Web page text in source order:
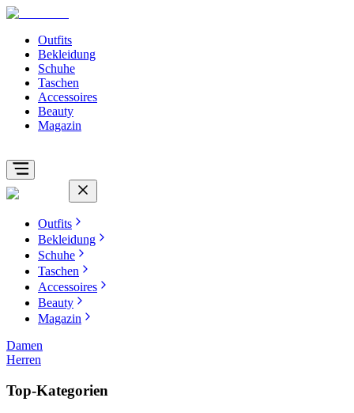
Outfits
Bekleidung
Schuhe
Taschen
Accessoires
Beauty
Magazin
Outfits
Bekleidung
Schuhe
Taschen
Accessoires
Beauty
Magazin
Damen
Herren
Top-Kategorien